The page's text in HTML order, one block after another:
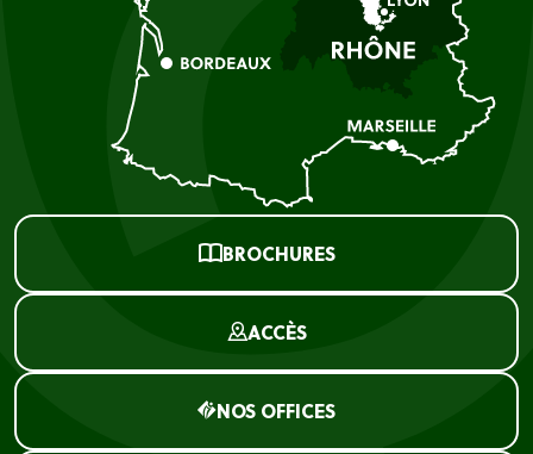
BROCHURES
ACCÈS
NOS OFFICES